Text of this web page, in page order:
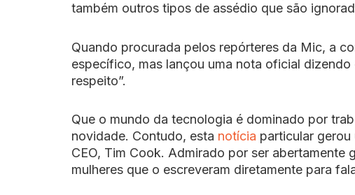
também outros tipos de assédio que são
Quando procurada pelos repórteres da Mic, a
específico, mas lançou uma nota oficial
respeito”.
Que o mundo da tecnologia é dominado por
novidade. Contudo, esta notícia particular
CEO, Tim Cook. Admirado por ser
mulheres que o escreveram diretamente para